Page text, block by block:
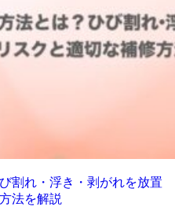
割れ・浮き・剥がれを放置
法を解説